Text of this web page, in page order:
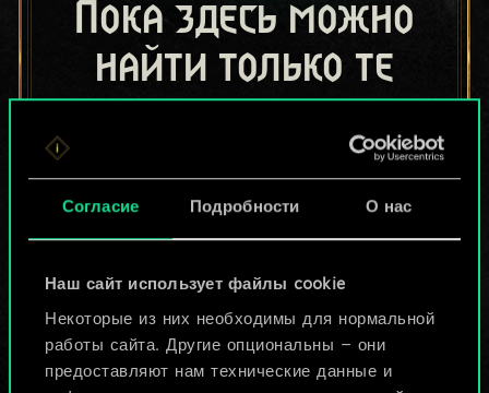
Согласие Подробности О нас
Наш сайт использует файлы cookie
Некоторые из них необходимы для нормальной
работы сайта. Другие опциональны — они
предоставляют нам технические данные и
Пока здесь можно
найти только те
поделились другие
игроки.
больше!
Назвать колоду и описать её